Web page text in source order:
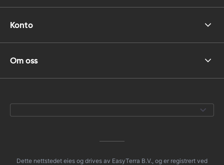
Konto
Om oss
Dette nettstedet eies og drives av EasyTerra B.V., og er registrert ved